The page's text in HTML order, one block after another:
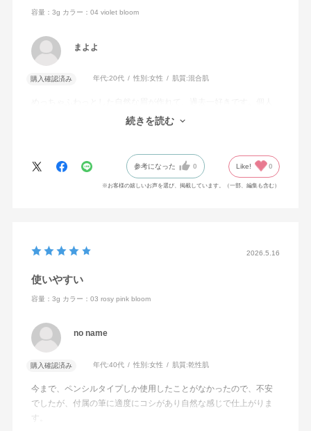
容量：3g カラー：04 violet bloom
まよよ
購入確認済み 年代:20代 性別:女性 肌質:混合肌
的にパレットが思ったより大きめだったので、この先長く持つと
続きを読む
参考になった 0 Like! 0
※お客様の嬉しいお声を選び、掲載しています。（一部、編集も含む）
2026.5.16
使いやすい
容量：3g カラー：03 rosy pink bloom
no name
購入確認済み 年代:40代 性別:女性 肌質:乾性肌
今まで、ペンシルタイプしか使用したことがなかったので、不安
でしたが、付属の筆に適度にコシがあり自然な感じで仕上がりま
す。